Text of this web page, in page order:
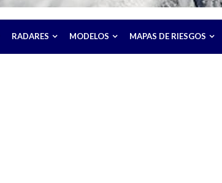
RADARES MODELOS MAPAS DE RIESGOS